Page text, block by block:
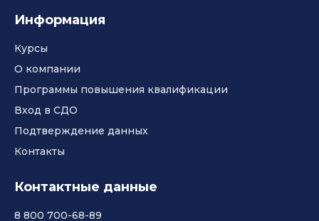
Информация
Курсы
О компании
Программы повышения квалификации
Вход в СДО
Подтверждение данных
Контакты
Контактные данные
8 800 700-68-89